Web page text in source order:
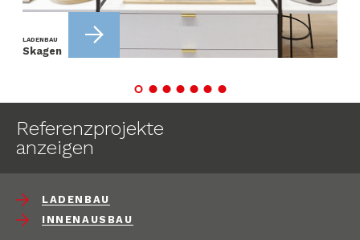
LADENBAU
Skagen
Referenzprojekte
anzeigen
LADENBAU
INNENAUSBAU